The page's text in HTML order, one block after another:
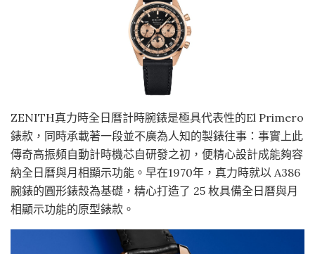
ZENITH真力時全日曆計時腕錶是極具代表性的El Primero
錶款，同時承載著一段並不廣為人知的製錶往事：事實上此
傳奇高振頻自動計時機芯自研發之初，便精心設計成能夠容
納全日曆與月相顯示功能。早在1970年，真力時就以 A386
腕錶的圓形錶殼為基礎，精心打造了 25 枚具備全日曆與月
相顯示功能的原型錶款。